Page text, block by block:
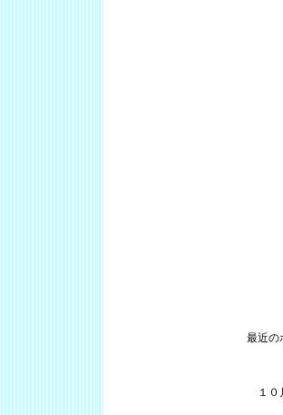
最近の
１